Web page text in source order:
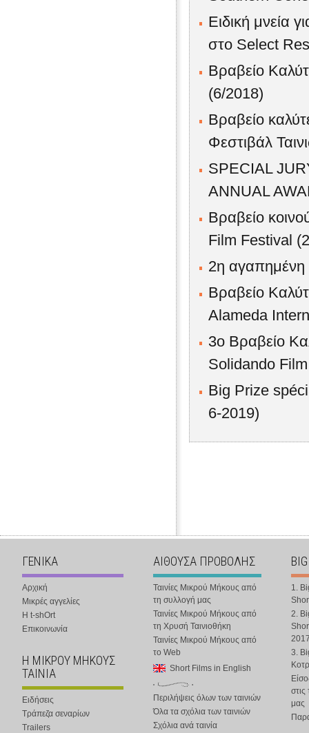
Ειδική μνεία
στο Select
Βραβείο
(6/2018)
Βραβείο
Φεστιβάλ
SPECIAL
ANNUAL
Βραβείο
Film Festival
2η αγαπημένη
Βραβείο
Alameda
3o Βραβείο
Solidando
Big Prize
6-2019)
ΓΕΝΙΚΑ
Αρχική
Μικρές αγγελίες
Η t-shOrt
Επικοινωνία
Η ΜΙΚΡΟΥ ΜΗΚΟΥΣ
ΤΑΙΝΙΑ
Ειδήσεις
Τράπεζα σεναρίων
Trailers
ΑΙΘΟΥΣΑ ΠΡΟΒΟΛΗΣ
Ταινίες Μικρού Μήκους από
τη συλλογή μας
Ταινίες Μικρού Μήκους από
τη Χρυσή Ταινιοθήκη
Ταινίες Μικρού Μήκους από
το Web
Short Films in English
Περιλήψεις όλων των ταινιών
Όλα τα σχόλια των ταινιών
Σχόλια ανά ταινία
1.
2.
3.
στις
μας